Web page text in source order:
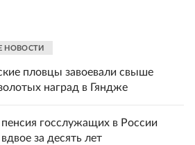
НОВОСТИ
пловцы завоевали свыше
наград в Гяндже
госслужащих в России
за десять лет